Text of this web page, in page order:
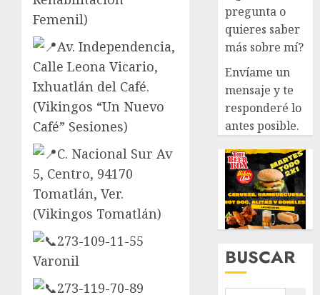
Femenil)
Av. Independencia,
Calle Leona Vicario,
Ixhuatlán del Café.
(Vikingos “Un Nuevo
Café” Sesiones)
C. Nacional Sur Av
5, Centro, 94170
Tomatlán, Ver.
(Vikingos Tomatlán)
273-109-11-55
Varonil
273-119-70-89
pregunta o
quieres saber
más sobre mí?
Envíame un
mensaje y te
responderé lo
antes posible.
BUSCAR